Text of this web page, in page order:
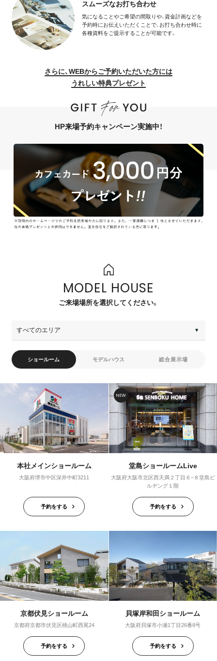
スムーズなお打ち合わせ
気になることやご希望の間取りや、資金計画などを
予約時にお伝えいただくことで、お打ち合わせ時に
各種資料をご提示することが可能です。
さらに、WEBからご予約いただいた方には
うれしい特典プレゼント
HP来場予約キャンペーン実施中！
MODEL HOUSE
ご来場場所を選択してください。
ショールーム モデルハウス 総合展示場
本社メインショールーム
大阪府堺市中区深井中町3211
予約をする
堂島ショールームLive
大阪府大阪市北区西天満２丁目６−８堂島ビ
ルヂング１階
予約をする
NEW
京都伏見ショールーム
京都府京都市伏見区桃山町西尾24
予約をする
貝塚岸和田ショールーム
大阪府貝塚市小瀬1丁目26番8号
予約をする